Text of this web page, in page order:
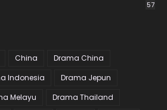
57
China
Drama China
Indonesia
Drama Jepun
Melayu Drama Thailand